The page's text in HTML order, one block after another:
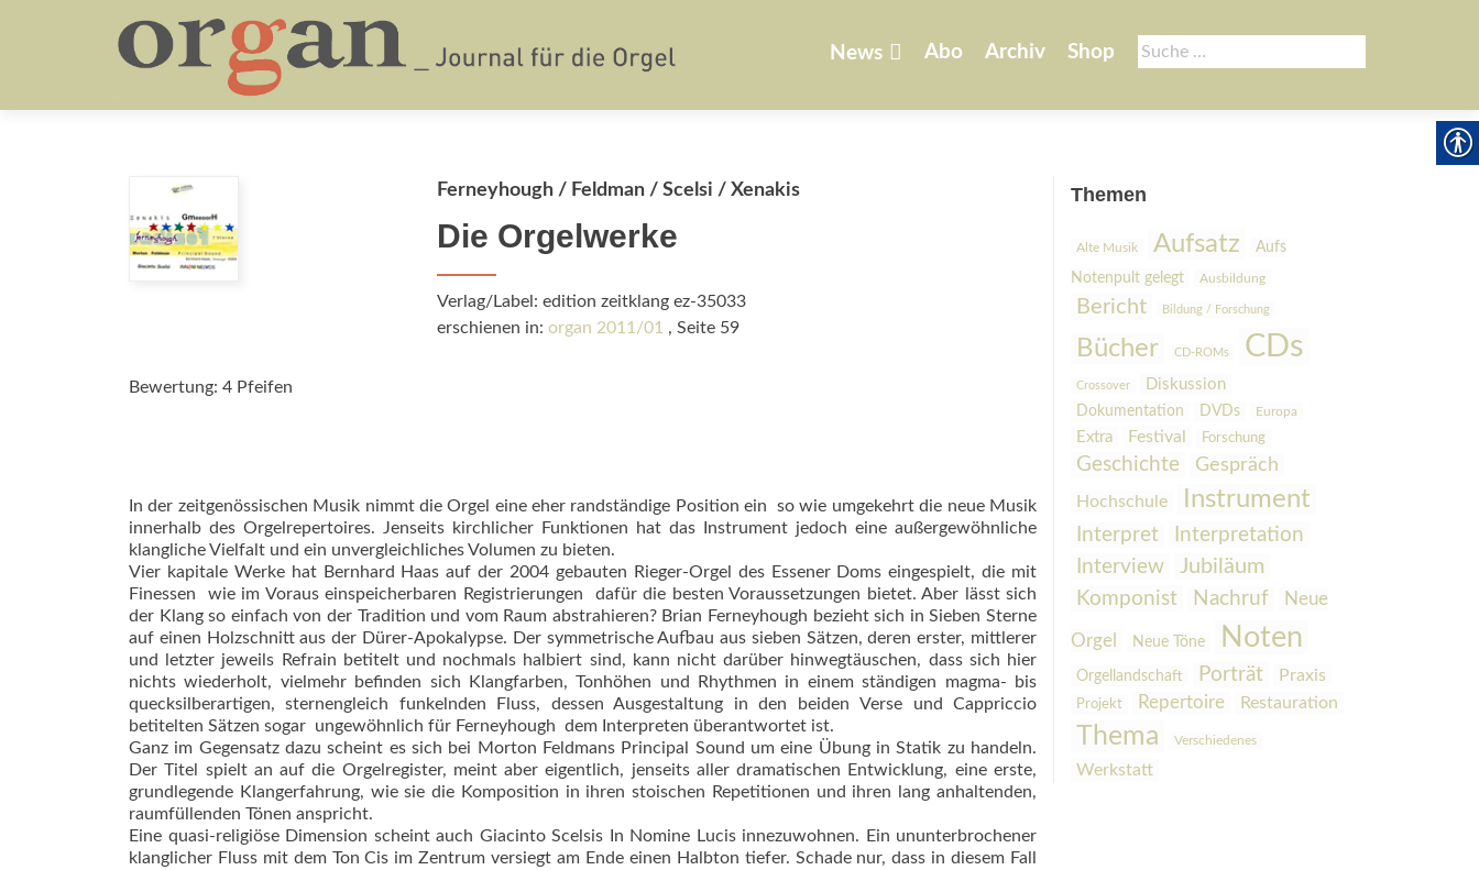
Suche
nach:
springen
News Abo Archiv Shop
Ferneyhough / Feldman / Scelsi / Xenakis
Die Orgelwerke
Verlag/Label: edition zeitklang ez-35033
erschienen in: organ 2011/01 , Seite 59
Bewertung: 4 Pfeifen
In der zeitgenössischen Musik nimmt die Orgel eine eher randständige Position ein  so wie umgekehrt die neue Musik
innerhalb des Orgelrepertoires. Jenseits kirchlicher Funktionen hat das Instrument jedoch eine außergewöhn­liche
klangliche Vielfalt und ein unvergleichliches Volumen zu bieten.
Vier kapitale Werke hat Bernhard Haas auf der 2004 gebauten Rieger-Orgel des Essener Doms eingespielt, die mit
Finessen  wie im Voraus einspeicherbaren Registrierungen  dafür die besten Voraussetzungen bietet. Aber lässt sich
der Klang so einfach von der Tradition und vom Raum abstrahieren? Brian Ferneyhough bezieht sich in Sieben Sterne
auf einen Holzschnitt aus der Dürer-Apokalypse. Der symme­trische Aufbau aus sieben Sätzen, deren erster, mittlerer
und letzter jeweils Refrain betitelt und noch­mals halbiert sind, kann nicht darüber hinwegtäuschen, dass sich hier
nichts wiederholt, vielmehr befinden sich Klangfarben, Tonhöhen und Rhythmen in einem ständigen magma- bis
quecksilberartigen, sternengleich funkelnden Fluss, dessen Ausgestaltung in den beiden Verse und Cappriccio
betitelten Sätzen sogar  ungewöhnlich für Ferneyhough  dem Interpreten überantwortet ist.
Ganz im Gegensatz dazu scheint es sich bei Morton Feldmans Principal Sound um eine Übung in Statik zu handeln.
Der Titel spielt an auf die Orgelregister, meint aber eigentlich, jenseits aller dramatischen Entwick­lung, eine erste,
grundlegende Klang­erfahrung, wie sie die Komposition in ihren stoischen Repetitionen und ih­ren lang anhaltenden,
raumfüllenden Tönen anspricht.
Eine quasi-religiöse Dimension scheint auch Giacinto Scelsis In Nomine Lucis innezuwohnen. Ein ununterbrochener
klanglicher Fluss mit dem Ton Cis im Zent­rum versiegt am Ende einen Halbton tiefer. Schade nur, dass in diesem Fall
Themen
Alte Musik Aufsatz
Aufs
Notenpult gelegt
Ausbildung
Bericht Bildung / Forschung
Bücher CD-ROMs CDs
Crossover Diskussion
Dokumentation DVDs Europa
Extra Festival Forschung
Geschichte Gespräch
Hochschule Instrument
Interpret
Interpretation
Interview
Jubiläum
Komponist
Nachruf Neue
Orgel Neue Töne Noten
Orgellandschaft Porträt Praxis
Projekt Repertoire Restauration
Thema Verschiedenes
Werkstatt